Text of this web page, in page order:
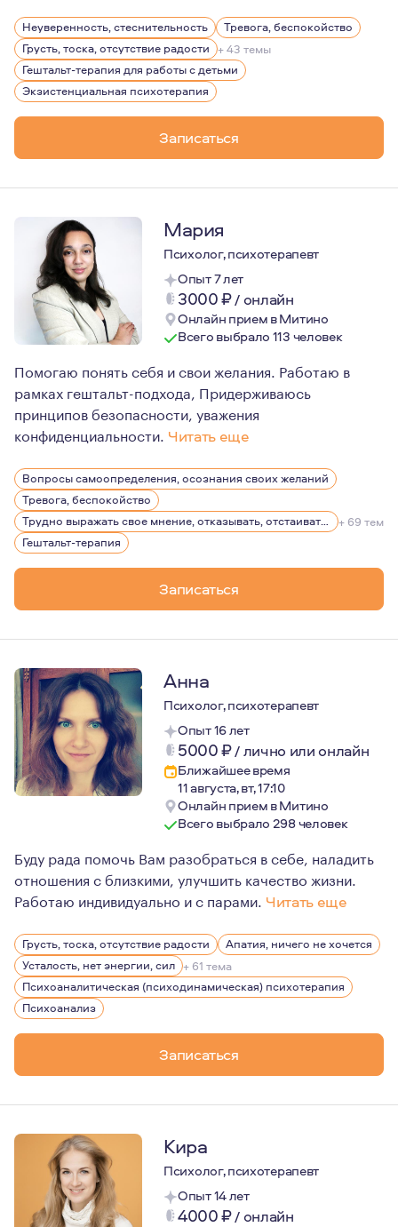
Я выбрала психологию более 20 лет назад и не
Как поэты и писатели ищут слова, чтобы описать
Люблю поэзию, литературу, музыку. Черпаю силы в
Неуверенность, стеснительность
Тревога, беспокойство
Грусть, тоска, отсутствие радости + 43 темы
Гештальт-терапия для работы с детьми
Экзистенциальная психотерапия
Записаться
Мария
Психолог, психотерапевт
Опыт 7 лет
3000₽/ онлайн
Онлайн прием в Митино
Всего выбрало 113 человек
Помогаю понять себя и свои желания. Работаю в
рамках гештальт-подхода, Придерживаюсь
принципов безопасности, уважения
конфиденциальности. Читать еще
Много работала в бизнесе в качестве менеджера по
Пишу стихи.
Вопросы самоопределения, осознания своих желаний
Тревога, беспокойство
Трудно выражать свое мнение, отказывать, отстаивать себя
+ 69 тем
Гештальт-терапия
Записаться
Анна
Психолог, психотерапевт
Опыт 16 лет
5000₽/лично или онлайн
Ближайшее время
11 августа, вт, 17:10
Онлайн прием в Митино
Всего выбрало 298 человек
Буду рада помочь Вам разобраться в себе, наладить
отношения с близкими, улучшить качество жизни.
Работаю индивидуально и с парами. Читать еще
Я работаю методом психоанализа, ориентированным
В процессе психоаналитической работы,
В длительной терапии формируется способность к
Грусть, тоска, отсутствие радости
Апатия, ничего не хочется
Усталость, нет энергии, сил + 61 тема
Психоаналитическая (психодинамическая) психотерапия
Психоанализ
Записаться
Кира
Психолог, психотерапевт
Опыт 14 лет
4000₽/ онлайн